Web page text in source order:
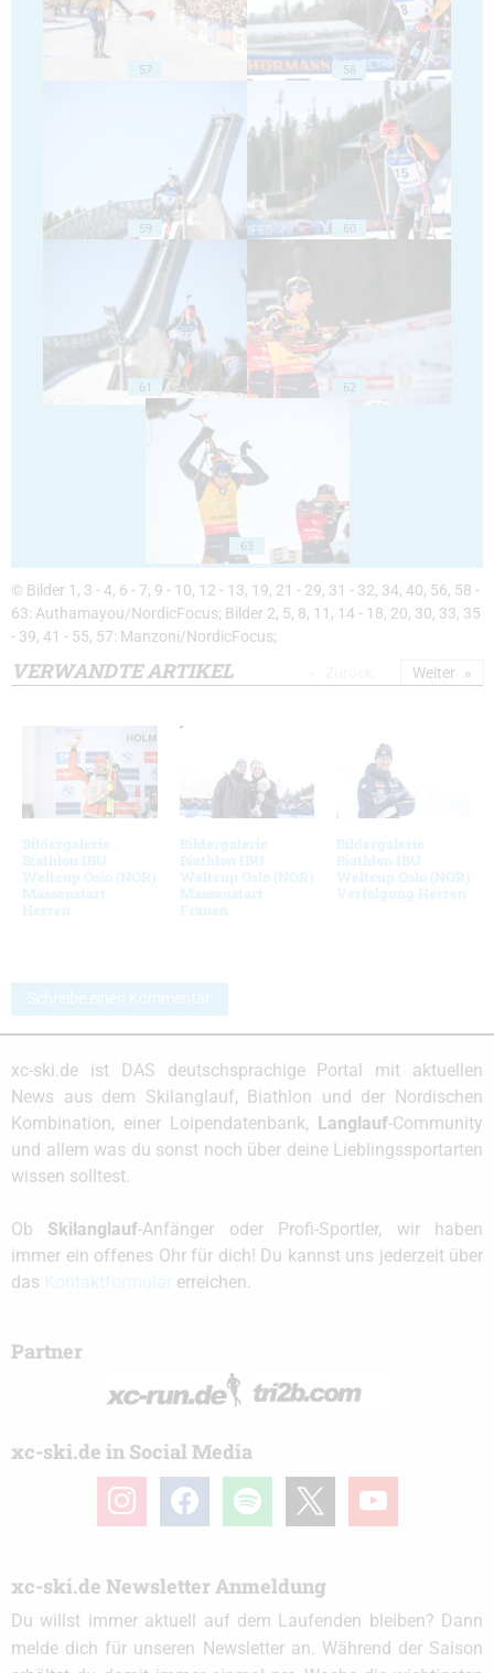
57 58
59 60
61 62
63
© Bilder 1, 3 - 4, 6 - 7, 9 - 10, 12 - 13, 19, 21 - 29, 31 - 32, 34, 40, 56, 58 -
63: Authamayou/NordicFocus; Bilder 2, 5, 8, 11, 14 - 18, 20, 30, 33, 35
- 39, 41 - 55, 57: Manzoni/NordicFocus;
VERWANDTE ARTIKEL
Bildergalerie
Biathlon IBU
Weltcup Oslo (NOR)
Massenstart
Herren
Bildergalerie
Biathlon IBU
Weltcup Oslo (NOR)
Massenstart
Frauen
Bildergalerie
Biathlon IBU
Weltcup Oslo (NOR)
Verfolgung Herren
Weiter
Schreibe einen Kommentar
xc-ski.de ist DAS deutschsprachige Portal mit aktuellen
News aus dem Skilanglauf, Biathlon und der Nordischen
Kombination, einer Loipendatenbank,
Langlauf-Community
und allem was du sonst noch über deine Lieblingssportarten
wissen solltest.
Ob Skilanglauf-Anfänger oder Profi-Sportler, wir haben
immer ein offenes Ohr für dich! Du kannst uns jederzeit über
das
erreichen.
Partner
xc-ski.de in Social Media
instagramfacebook spotify youtube
xc-ski.de Newsletter Anmeldung
Du willst immer aktuell auf dem Laufenden bleiben? Dann
melde dich für unseren Newsletter an. Während der Saison